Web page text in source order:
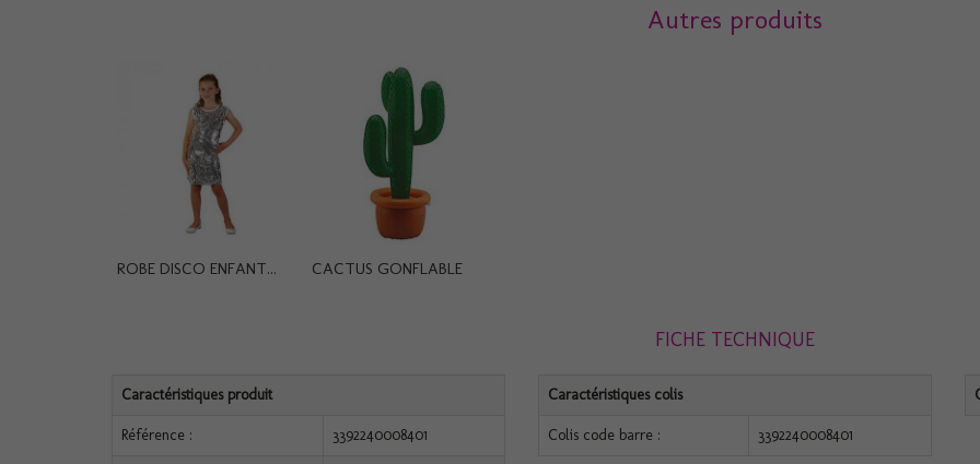
Autres produits
ROBE DISCO ENFANT... CACTUS GONFLABLE
FICHE TECHNIQUE
Caractéristiques produit
Référence : 3392240008401
Caractéristiques colis
Colis code barre : 3392240008401